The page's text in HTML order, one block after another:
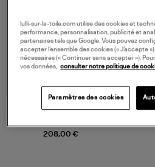
208,00 €
lulli-sur-la-toile.com utilise des cookies et
performance, personnalisation, publicité et
partenaires tels que Google. Vous pouvez
accepter l’ensemble des cookies (« J’accepte
nécessaires (« Continuer sans accepter »).
vos données,
consulter notre politique de
Paramètres des cookies